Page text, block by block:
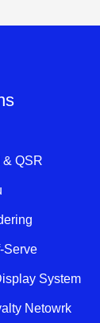
& QSR
Serve
System
Netowrk